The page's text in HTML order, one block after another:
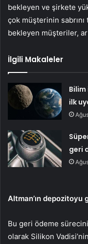
bekleyen ve şirkete
çok müşterinin
bekleyen müşteriler,
İlgili Makaleler
Bilim
ilk
geri
Altman’ın depozitoyu
Bu geri ödeme
olarak Silikon